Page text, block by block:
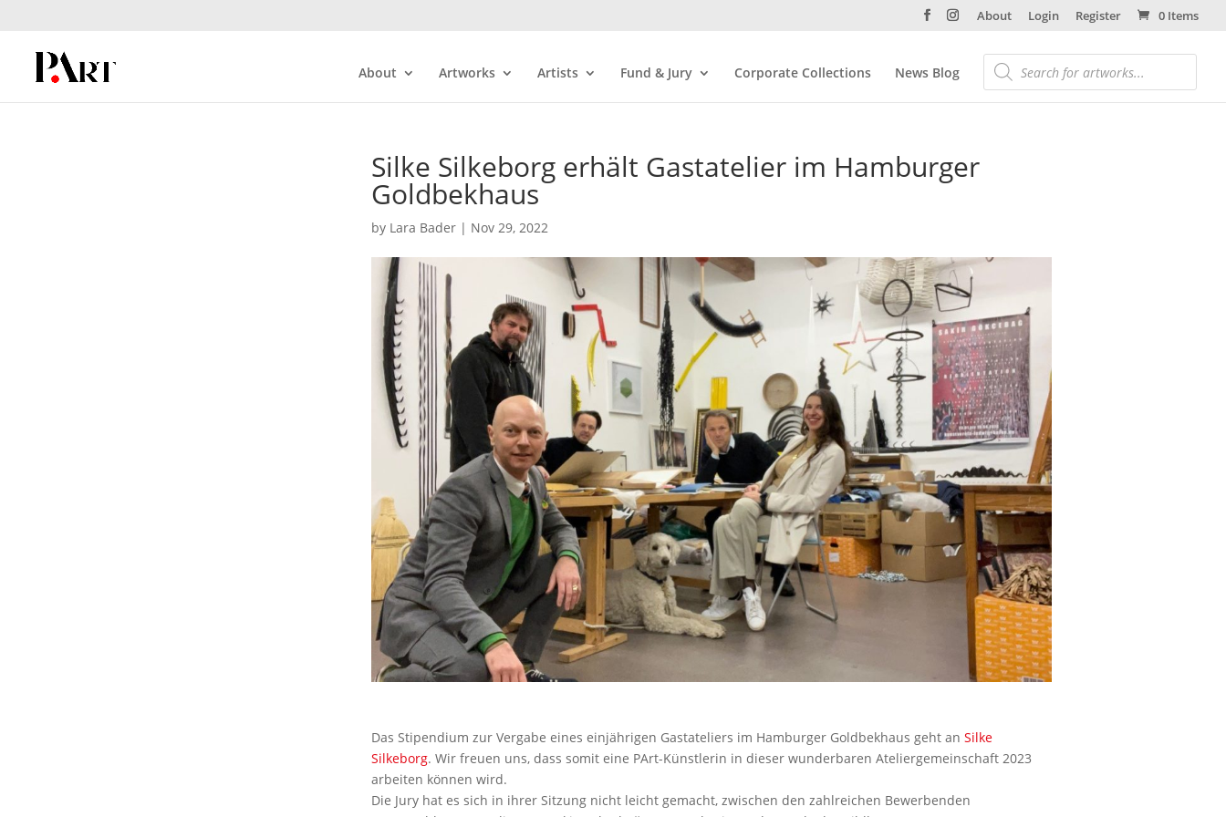
About Login Register 0 Items
About Artworks Artists Fund & Jury Corporate Collections News Blog
Silke Silkeborg erhält Gastatelier im Hamburger
Goldbekhaus
by Lara Bader | Nov 29, 2022
Das Stipendium zur Vergabe eines einjährigen Gastateliers im Hamburger Goldbekhaus geht an Silke
Silkeborg. Wir freuen uns, dass somit eine PArt-Künstlerin in dieser wunderbaren Ateliergemeinschaft 2023
arbeiten können wird.
Die Jury hat es sich in ihrer Sitzung nicht leicht gemacht, zwischen den zahlreichen Bewerbenden